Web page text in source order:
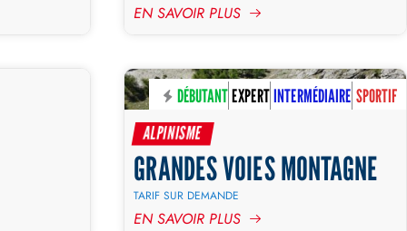
EN SAVOIR PLUS
DÉBUTANTEXPERTINTERMÉDIAIRE SPORTIF
ALPINISME
GRANDES VOIES MONTAGNE
TARIF SUR DEMANDE
EN SAVOIR PLUS